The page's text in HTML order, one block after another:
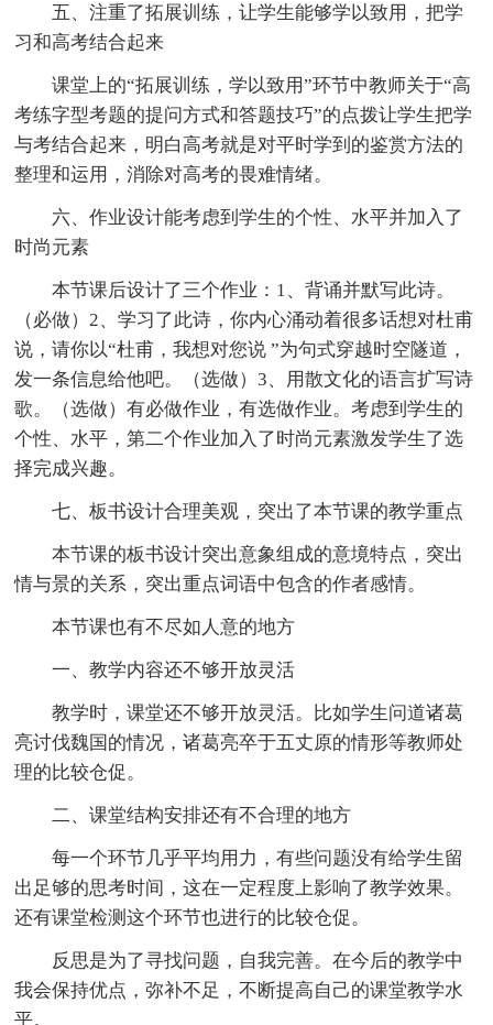
五、注重了拓展训练，让学生能够学以致用，把学
习和高考结合起来
课堂上的“拓展训练，学以致用”环节中教师关于“高
考练字型考题的提问方式和答题技巧”的点拨让学生把学
与考结合起来，明白高考就是对平时学到的鉴赏方法的
整理和运用，消除对高考的畏难情绪。
六、作业设计能考虑到学生的个性、水平并加入了
时尚元素
本节课后设计了三个作业：1、背诵并默写此诗。
（必做）2、学习了此诗，你内心涌动着很多话想对杜甫
说，请你以“杜甫，我想对您说 ”为句式穿越时空隧道，
发一条信息给他吧。（选做）3、用散文化的语言扩写诗
歌。（选做）有必做作业，有选做作业。考虑到学生的
个性、水平，第二个作业加入了时尚元素激发学生了选
择完成兴趣。
七、板书设计合理美观，突出了本节课的教学重点
本节课的板书设计突出意象组成的意境特点，突出
情与景的关系，突出重点词语中包含的作者感情。
本节课也有不尽如人意的地方
一、教学内容还不够开放灵活
教学时，课堂还不够开放灵活。比如学生问道诸葛
亮讨伐魏国的情况，诸葛亮卒于五丈原的情形等教师处
理的比较仓促。
二、课堂结构安排还有不合理的地方
每一个环节几乎平均用力，有些问题没有给学生留
出足够的思考时间，这在一定程度上影响了教学效果。
还有课堂检测这个环节也进行的比较仓促。
反思是为了寻找问题，自我完善。在今后的教学中
我会保持优点，弥补不足，不断提高自己的课堂教学水
平。